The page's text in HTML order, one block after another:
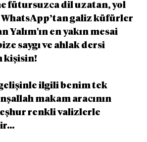
fütursuzca dil uzatan, yol
WhatsApp’tan galiz küfürler
Yalım'ın en yakın mesai
saygı ve ahlak dersi
kişisin!
ilgili benim tek
makam aracının
renkli valizlerle